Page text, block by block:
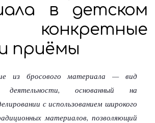
в детском
конкретные
приёмы
из бросового материала — вид
деятельности, основанный на
с использованием широкого
материалов, позволяющий